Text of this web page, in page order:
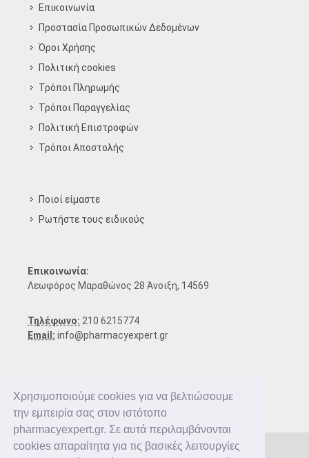
Χρησιμοποιούμε cookies για να βελτιώσουμε
την εμπειρία σας στον ιστότοπο
pharmacyexpert.gr. Σε αυτά περιλαμβάνονται
cookies απαραίτητα για τις βασικές λειτουργίες
Επικοινωνία
Προστασία Προσωπικών Δεδομένων
Όροι Χρήσης
Πολιτική cookies
Τρόποι Πληρωμής
Τρόποι Παραγγελίας
Πολιτική Επιστροφών
Τρόποι Aποστολής
Ποιοί είμαστε
Ρωτήστε τους ειδικούς
Επικοινωνία:
Λεωφόρος Μαραθώνος 28 Άνοιξη, 14569
Τηλέφωνο: 210 6215774
Email: info@pharmacyexpert.gr